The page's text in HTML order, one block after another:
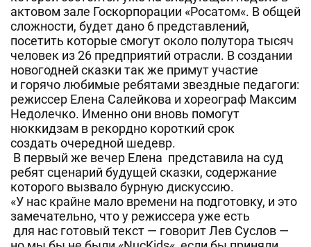
актовом зале Госкорпорации «Росатом«. В общей
сложности, будет дано 6 представлений,
посетить которые смогут около полутора тысяч
человек из 26 предприятий отрасли. В создании
новогодней сказки так же примут участие
и горячо любимые ребятами звездные педагоги:
режиссер Елена Салейкова и хореограф Максим
Недолечко. Именно они вновь помогут
нюккидзам в рекордно короткий срок
создать очередной шедевр.
В первый же вечер Елена представила на суд
ребят сценарий будущей сказки, содержание
которого вызвало бурную дискуссию.
«У нас крайне мало времени на подготовку, и это
замечательно, что у режиссера уже есть
для нас готовый текст — говорит Лев Суслов —